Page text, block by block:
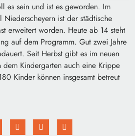
es sein und ist es geworden. Im
ist der städtische
erweitert worden. Heute ab 14 steht
auf dem Programm. Gut zwei Jahre
Seit Herbst gibt es im neuen
dem Kindergarten auch eine Krippe
Kinder können insgesamt betreut